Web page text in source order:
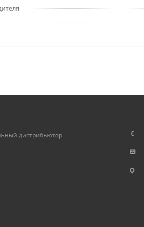
дистрибьютор